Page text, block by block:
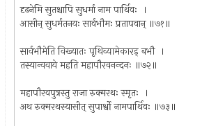
दृढनेमि सुतश्चापि सुधर्मा नाम पार्थिवः ।
आसीन् सुधर्मतनयः सार्वभौमः प्रतापवान् ॥७१॥
सार्वभौमेति विख्यातः पृथिव्यामेकारड् बभौ ।
तस्यान्ववाये महति महापौरवनन्दनः ॥७२॥
महापौरवपुत्रस्तु राजा रुक्मरथः स्मृतः ।
अथ रुक्मरथस्यासीत् सुपार्श्वो नामपार्थिवः ॥७३॥